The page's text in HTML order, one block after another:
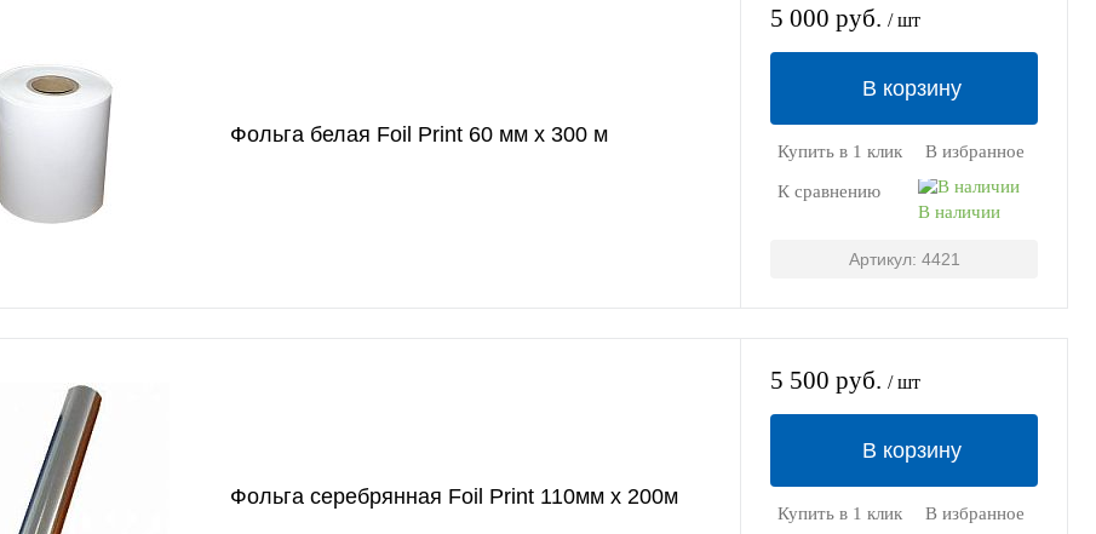
Фольга белая Foil Print 60 мм х 300 м
5 000 руб. / шт
В корзину
Купить в 1 клик В избранное
К сравнению
В наличии
Артикул: 4421
Фольга серебрянная Foil Print 110мм х 200м
5 500 руб. / шт
В корзину
Купить в 1 клик В избранное